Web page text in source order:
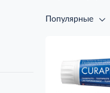
Популярные